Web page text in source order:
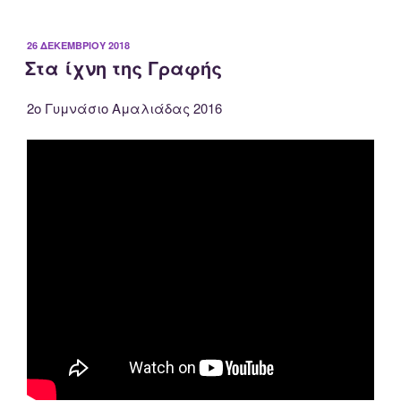
ΔΗΜΟΣΙΕΎΤΗΚΕ
ΣΤΙΣ
26 ΔΕΚΕΜΒΡΊΟΥ 2018
Στα ίχνη της Γραφής
2ο Γυμνάσιο Αμαλιάδας 2016